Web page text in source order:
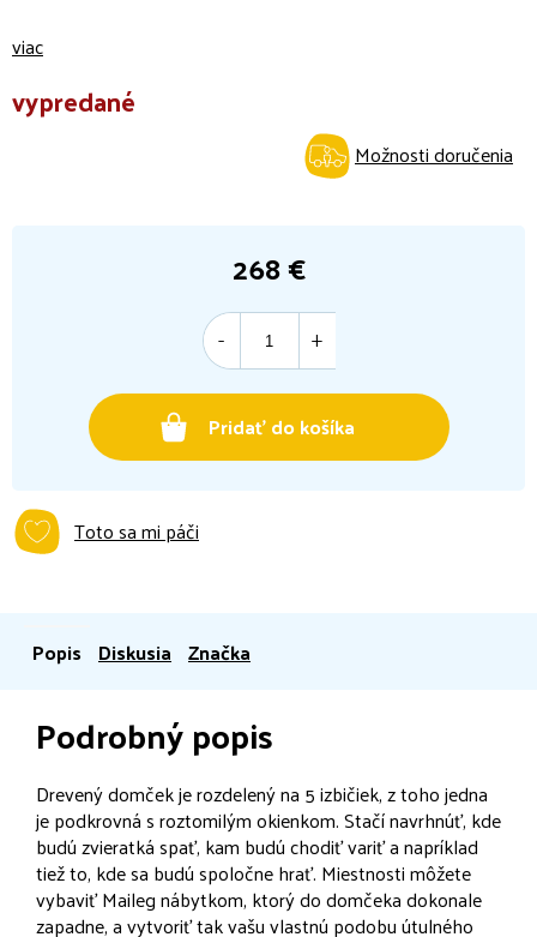
vypredané
Možnosti doručenia
viac
Toto sa mi páči
268 €
cena:
Pridať do košíka
Popis Diskusia Značka
Podrobný popis
Drevený domček je rozdelený na 5 izbičiek, z toho jedna
je podkrovná s roztomilým okienkom. Stačí navrhnúť, kde
budú zvieratká spať, kam budú chodiť variť a napríklad
tiež to, kde sa budú spoločne hrať. Miestnosti môžete
vybaviť Maileg nábytkom, ktorý do domčeka dokonale
zapadne, a vytvoriť tak vašu vlastnú podobu útulného